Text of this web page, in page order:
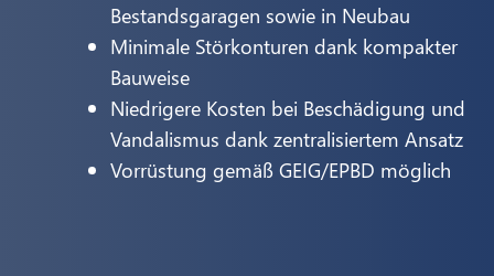
Bestandsgaragen sowie in Neubau
Minimale Störkonturen dank kompakter
Bauweise
Niedrigere Kosten bei Beschädigung und
Vandalismus dank zentralisiertem Ansatz
Vorrüstung gemäß GEIG/EPBD möglich